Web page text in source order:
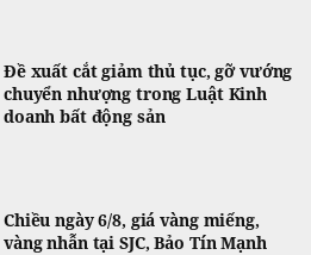
Đề xuất cắt giảm thủ tục, gỡ vướng
chuyển nhượng trong Luật Kinh
doanh bất động sản
Chiều ngày 6/8, giá vàng miếng,
vàng nhẫn tại SJC, Bảo Tín Mạnh